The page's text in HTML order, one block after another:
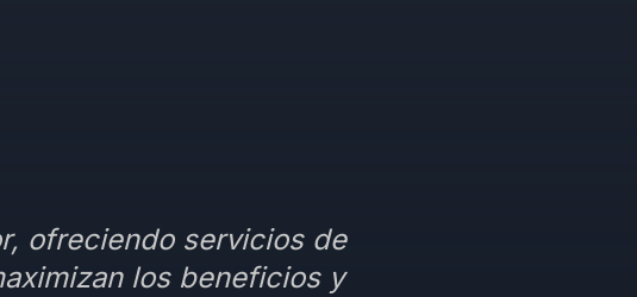
ofreciendo servicios de
los beneficios y